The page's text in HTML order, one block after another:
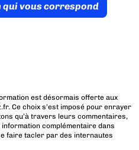
qui vous correspond
est désormais offerte aux
Ce choix s’est imposé pour enrayer
qu’à travers leurs commentaires,
complémentaire dans
faire tacler par des internautes